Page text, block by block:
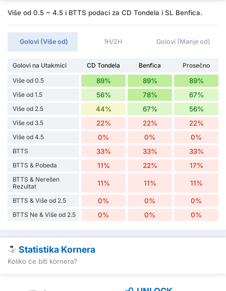
Više od 0.5 ~ 4.5 i BTTS podaci za CD Tondela i SL Benfica.
Golovi (Više od) 1H/2H Golovi (Manje od)
Golovi na Utakmici CD Tondela Benfica
Prosečno
Više od 0.5
89% 89% 89%
Više od 1.5 56% 78% 67%
Više od 2.5 44% 67% 56%
Više od 3.5 22% 22% 22%
Više od 4.5 0% 0% 0%
BTTS 33% 33% 33%
BTTS & Pobeda 11% 22% 17%
BTTS & Nerešen
Rezultat
11% 11% 11%
BTTS & Više od 2.5 0% 0% 0%
BTTS Ne & Više od 2.5 0% 0% 0%
Statistika Kornera
Koliko će biti kornera?